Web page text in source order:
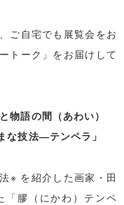
ご自宅でも展覧会をお
トーク」をお届けして
語の間（あわい）
な技法―テンペラ」
※ を紹介した画家・田
「膠（にかわ）テンペ